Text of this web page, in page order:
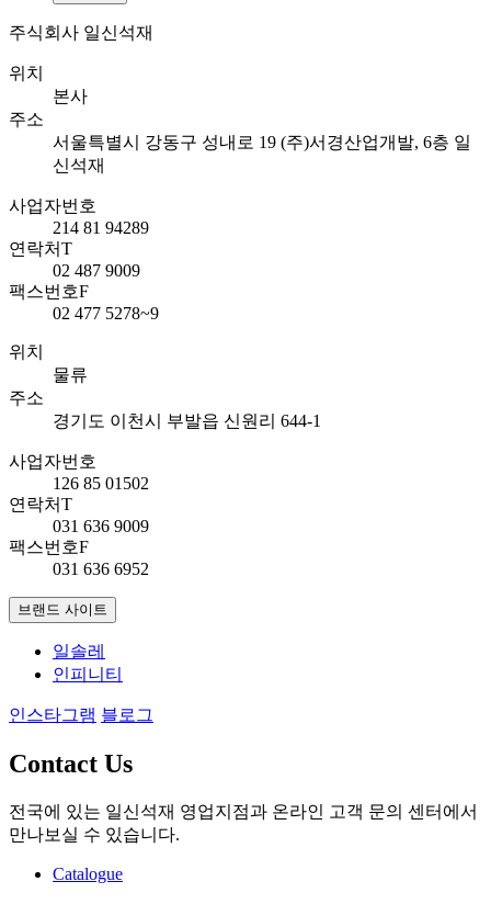
주식회사 일신석재
위치
본사
주소
서울특별시 강동구 성내로 19 (주)서경산업개발, 6층 일
신석재
사업자번호
214 81 94289
연락처T
02 487 9009
팩스번호F
02 477 5278~9
위치
물류
주소
경기도 이천시 부발읍 신원리 644-1
사업자번호
126 85 01502
연락처T
031 636 9009
팩스번호F
031 636 6952
브랜드 사이트
일솔레
인피니티
인스타그램 블로그
Contact Us
전국에 있는 일신석재 영업지점과 온라인 고객 문의 센터에서
만나보실 수 있습니다.
Catalogue